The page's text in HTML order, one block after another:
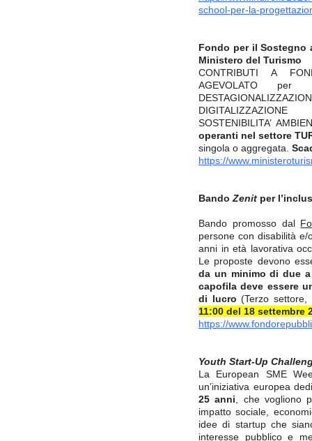
school-per-la-
Fondo per il Sostegno
Ministero del Turismo
CONTRIBUTI A
AGEVOLATO per
SOSTENIBILITA’
operanti nel settore
singola o aggregata.
https://
Bando Zenit per
Bando promosso dal
persone con disabilità
anni in età lavorativa
Le proposte devono
da un minimo di due
capofila deve essere
di lucro (Terzo
11:00 del 18 settembre
https://
Youth Start-Up
La European SME
un’iniziativa europea
25 anni , che vogliono
impatto sociale,
idee di startup che
interesse pubblico e